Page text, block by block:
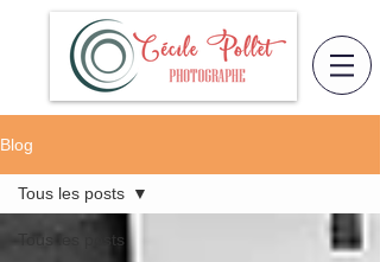
Blog
Tous les posts
Tous les posts